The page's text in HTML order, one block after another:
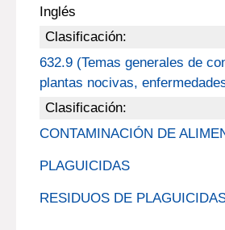
Inglés
Clasificación:
632.9 (Temas generales de
plantas nocivas,
Clasificación:
CONTAMINACIÓN DE
PLAGUICIDAS
RESIDUOS DE